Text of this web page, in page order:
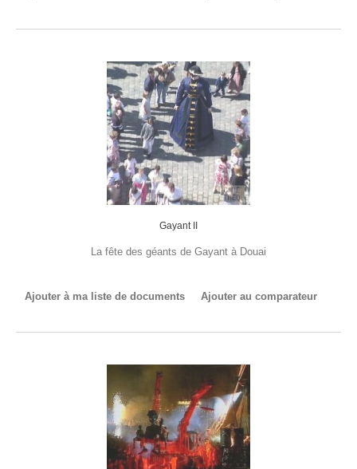
Gayant II
La fête des géants de Gayant à Douai
Ajouter à ma liste de documents Ajouter au comparateur